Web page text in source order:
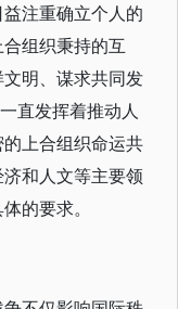
注重确立个人的
组织秉持的互
明、谋求共同发
直发挥着推动人
上合组织命运共
和人文等主要领
的要求。